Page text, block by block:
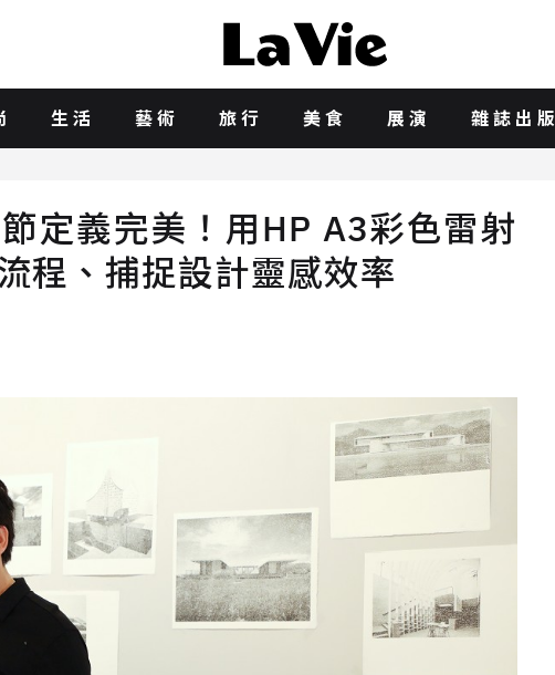
生活 藝術 旅行 美食 展演 雜誌出版
定義完美！用HP A3彩色雷射
程、捕捉設計靈感效率